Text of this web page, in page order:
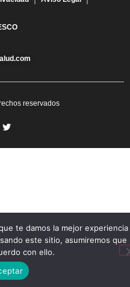
reservados
te damos la mejor experiencia
este sitio, asumiremos que
con ello.